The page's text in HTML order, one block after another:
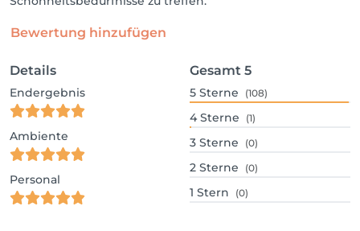
Bewertung hinzufügen
Details
Endergebnis
Ambiente
Personal
Gesamt 5
5 Sterne (108)
4 Sterne (1)
3 Sterne (0)
2 Sterne (0)
1 Stern (0)